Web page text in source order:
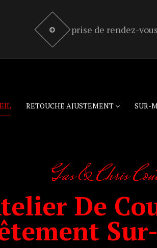
prise de rendez-
RETOUCHE AJUSTEMENT SUR-
Gas & Chris
De